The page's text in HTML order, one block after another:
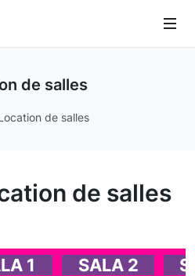
de salles
de salles
de salles
1 SALA 2